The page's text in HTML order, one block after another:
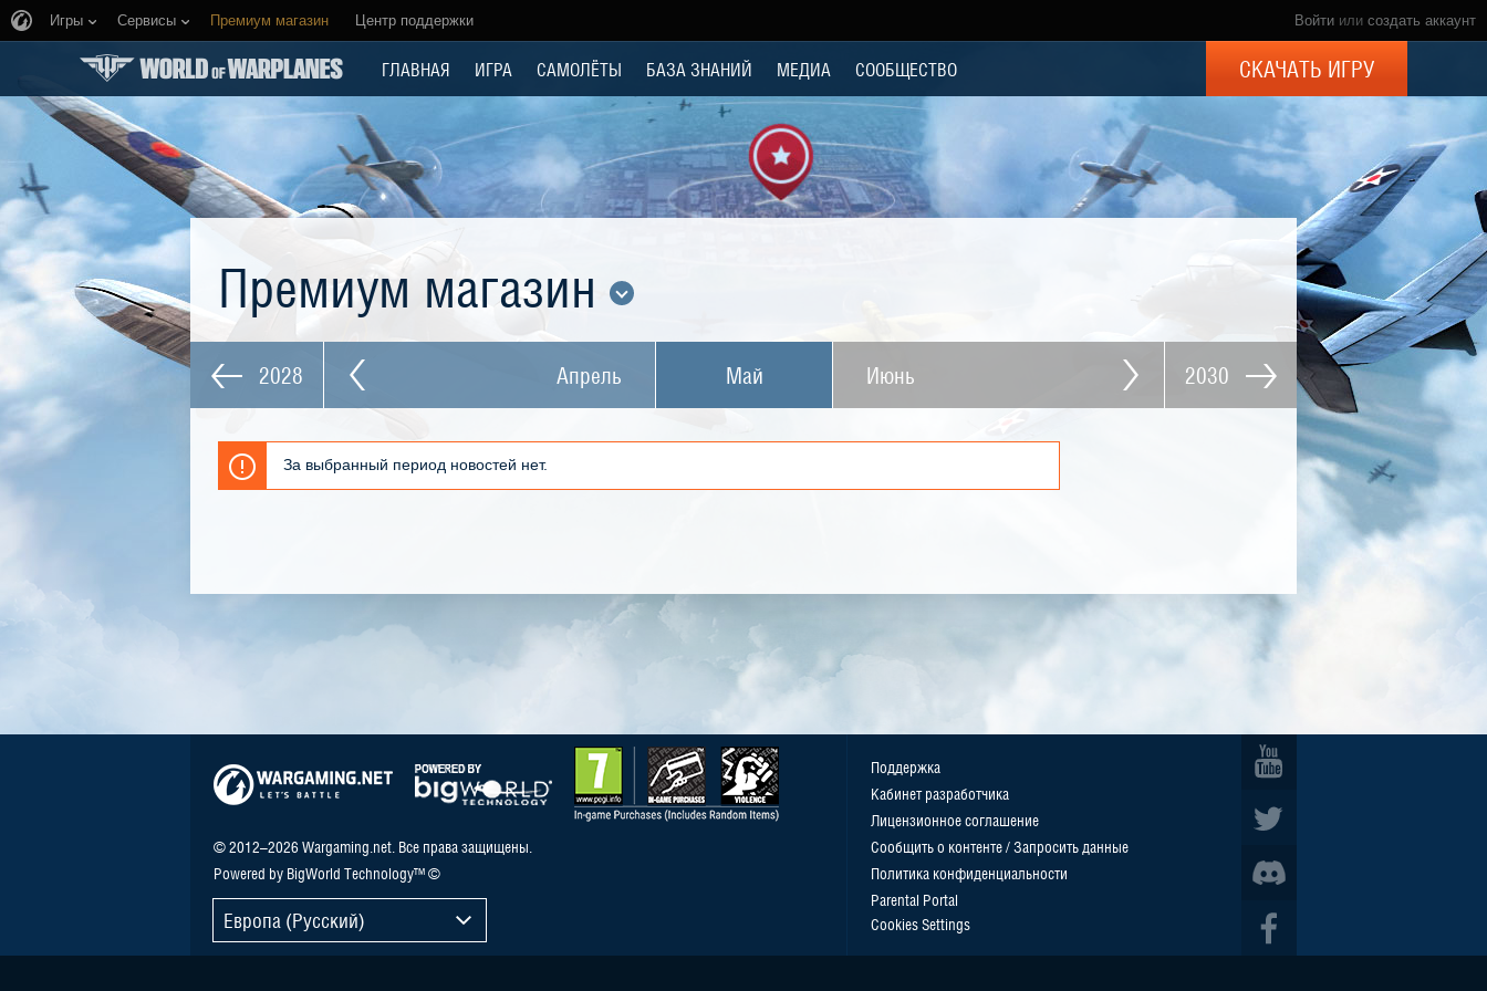
Войти или создать аккаунт
Игры Сервисы Премиум магазин Центр поддержки
ГЛАВНАЯ ИГРА САМОЛЁТЫ БАЗА ЗНАНИЙ МЕДИА СООБЩЕСТВО СКАЧАТЬ ИГРУ
Премиум магазин
2028 Апрель Май Июнь 2030
За выбранный период новостей нет.
© 2012–2026 Wargaming.net. Все права защищены.
Powered by BigWorld Technology™ ©
Европа (Русский)
Поддержка
Кабинет разработчика
Лицензионное соглашение
Сообщить о контенте / Запросить данные
Политика конфиденциальности
Parental Portal
Cookies Settings